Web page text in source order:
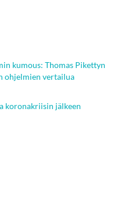
kumous: Thomas Pikettyn
ohjelmien vertailua
koronakriisin jälkeen